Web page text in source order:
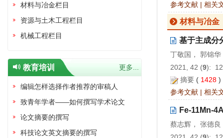
参考文献 | 相关
材料与冶金
基于主成分
丁敬国， 郭锦华
2021, 42 (9):
摘要 ( 1428
参考文献 | 相关
Fe-11Mn-
蔡志辉， 张德
材料与冶金栏目
资源与土木工程栏目
机械工程栏目
教育培训 更多...
编辑怎样选择作者推荐的审稿人
致青年学者——如何撰写学术论文
论文摘要的撰写
科技论文英文摘要的撰写